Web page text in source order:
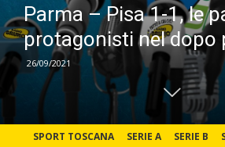
Parma – Pisa 1-1, le
protagonisti nel dopo
26/09/2021
SPORT TOSCANA SERIE A SERIE B